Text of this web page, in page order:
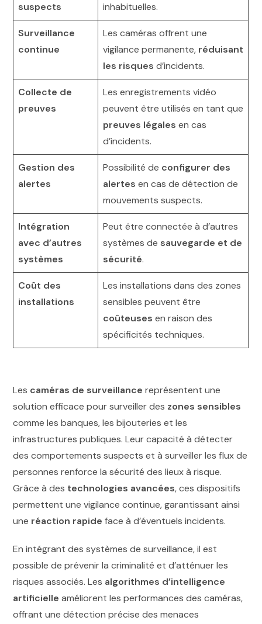
suspects
inhabituelles.
Surveillance
continue
Les caméras offrent une
vigilance permanente, réduisant
les risques d’incidents.
Collecte de
preuves
Les enregistrements vidéo
peuvent être utilisés en tant que
preuves légales en cas
d’incidents.
Gestion des
alertes
Possibilité de configurer des
alertes en cas de détection de
mouvements suspects.
Intégration
avec d’autres
systèmes
Peut être connectée à d’autres
systèmes de sauvegarde et de
sécurité.
Coût des
installations
Les installations dans des zones
sensibles peuvent être
coûteuses en raison des
spécificités techniques.
Les caméras de surveillance représentent une
solution efficace pour surveiller des zones sensibles
comme les banques, les bijouteries et les
infrastructures publiques. Leur capacité à détecter
des comportements suspects et à surveiller les flux de
personnes renforce la sécurité des lieux à risque.
Grâce à des technologies avancées, ces dispositifs
permettent une vigilance continue, garantissant ainsi
une réaction rapide face à d’éventuels incidents.
En intégrant des systèmes de surveillance, il est
possible de prévenir la criminalité et d’atténuer les
risques associés. Les algorithmes d’intelligence
artificielle améliorent les performances des caméras,
offrant une détection précise des menaces